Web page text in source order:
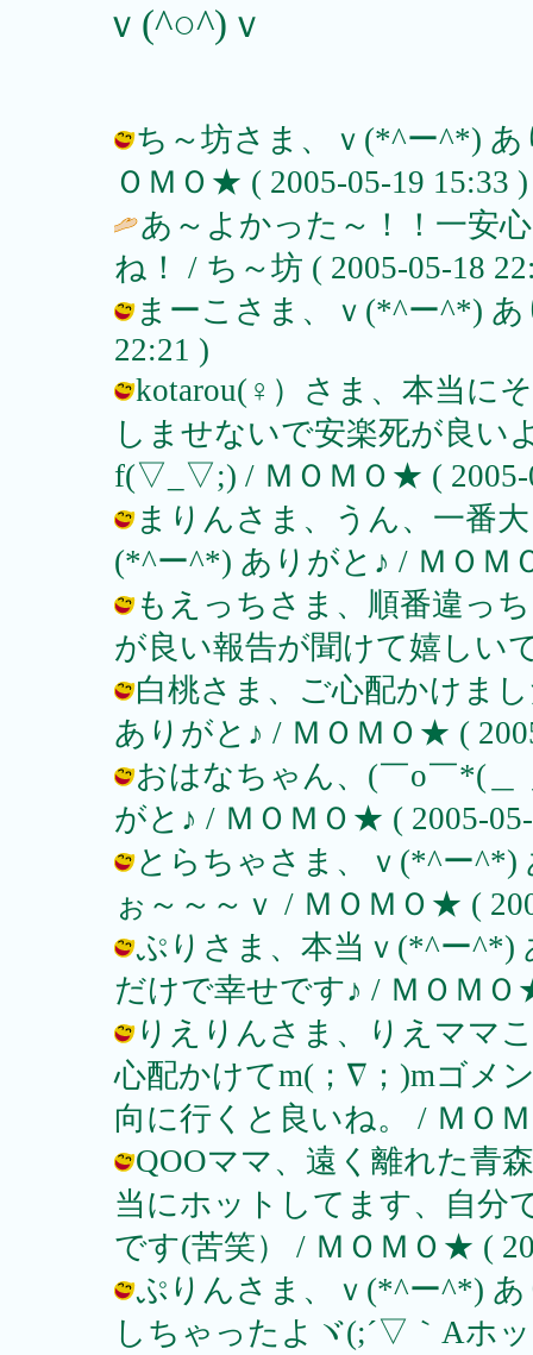
ｖ(^○^)ｖ
ち～坊さま、ｖ(*^ー^*)
ＯＭＯ★ ( 2005-05-19 15:33 )
あ～よかった～！！一安
ね！ / ち～坊 ( 2005-05-18
まーこさま、ｖ(*^ー^*)
22:21 )
kotarou(♀）さま、本当に
しませないで安楽死が良い
f(▽_▽;) / ＭＯＭＯ★ ( 2005-
まりんさま、うん、一番
(*^ー^*) ありがと♪ / ＭＯＭ
もえっちさま、順番違っ
が良い報告が聞けて嬉しい
白桃さま、ご心配かけま
ありがと♪ / ＭＯＭＯ★ (
おはなちゃん、(￣o￣*(
がと♪ / ＭＯＭＯ★ ( 2005-
とらちゃさま、ｖ(*^ー^*)
ぉ～～～ｖ / ＭＯＭＯ★ (
ぷりさま、本当ｖ(*^ー^*)
だけで幸せです♪ / ＭＯＭＯ
りえりんさま、りえママ
心配かけてm(；∇；)mゴメ
向に行くと良いね。 / ＭＯ
QOOママ、遠く離れた青
当にホットしてます、自分
です(苦笑） / ＭＯＭＯ★ (
ぷりんさま、ｖ(*^ー^*)
しちゃったよヾ(;´▽｀Aホ